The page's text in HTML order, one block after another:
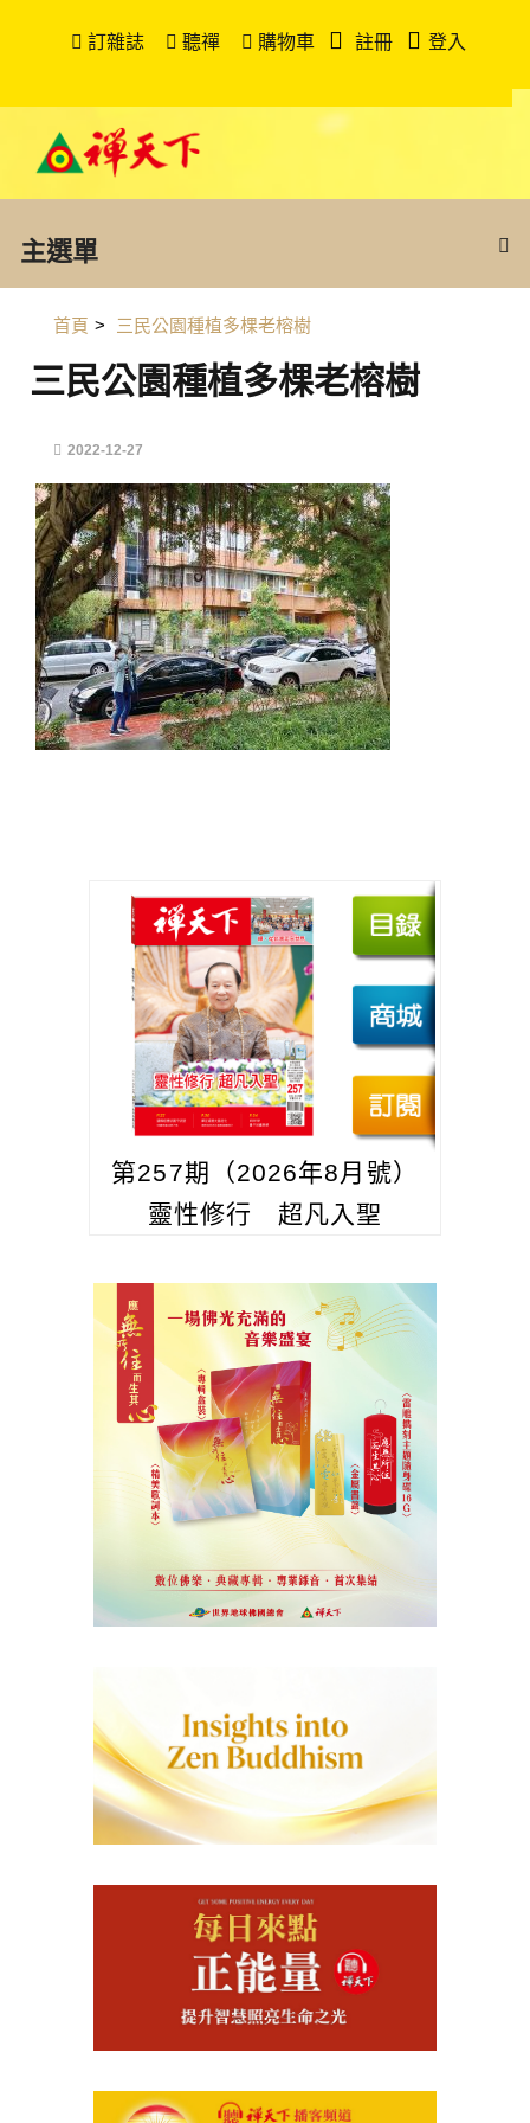
訂雜誌 聽禪 購物車 註冊 登入
主選單
首頁 > 三民公園種植多棵老榕樹
三民公園種植多棵老榕樹
2022-12-27
第257期（2026年8月號）
靈性修行 超凡入聖